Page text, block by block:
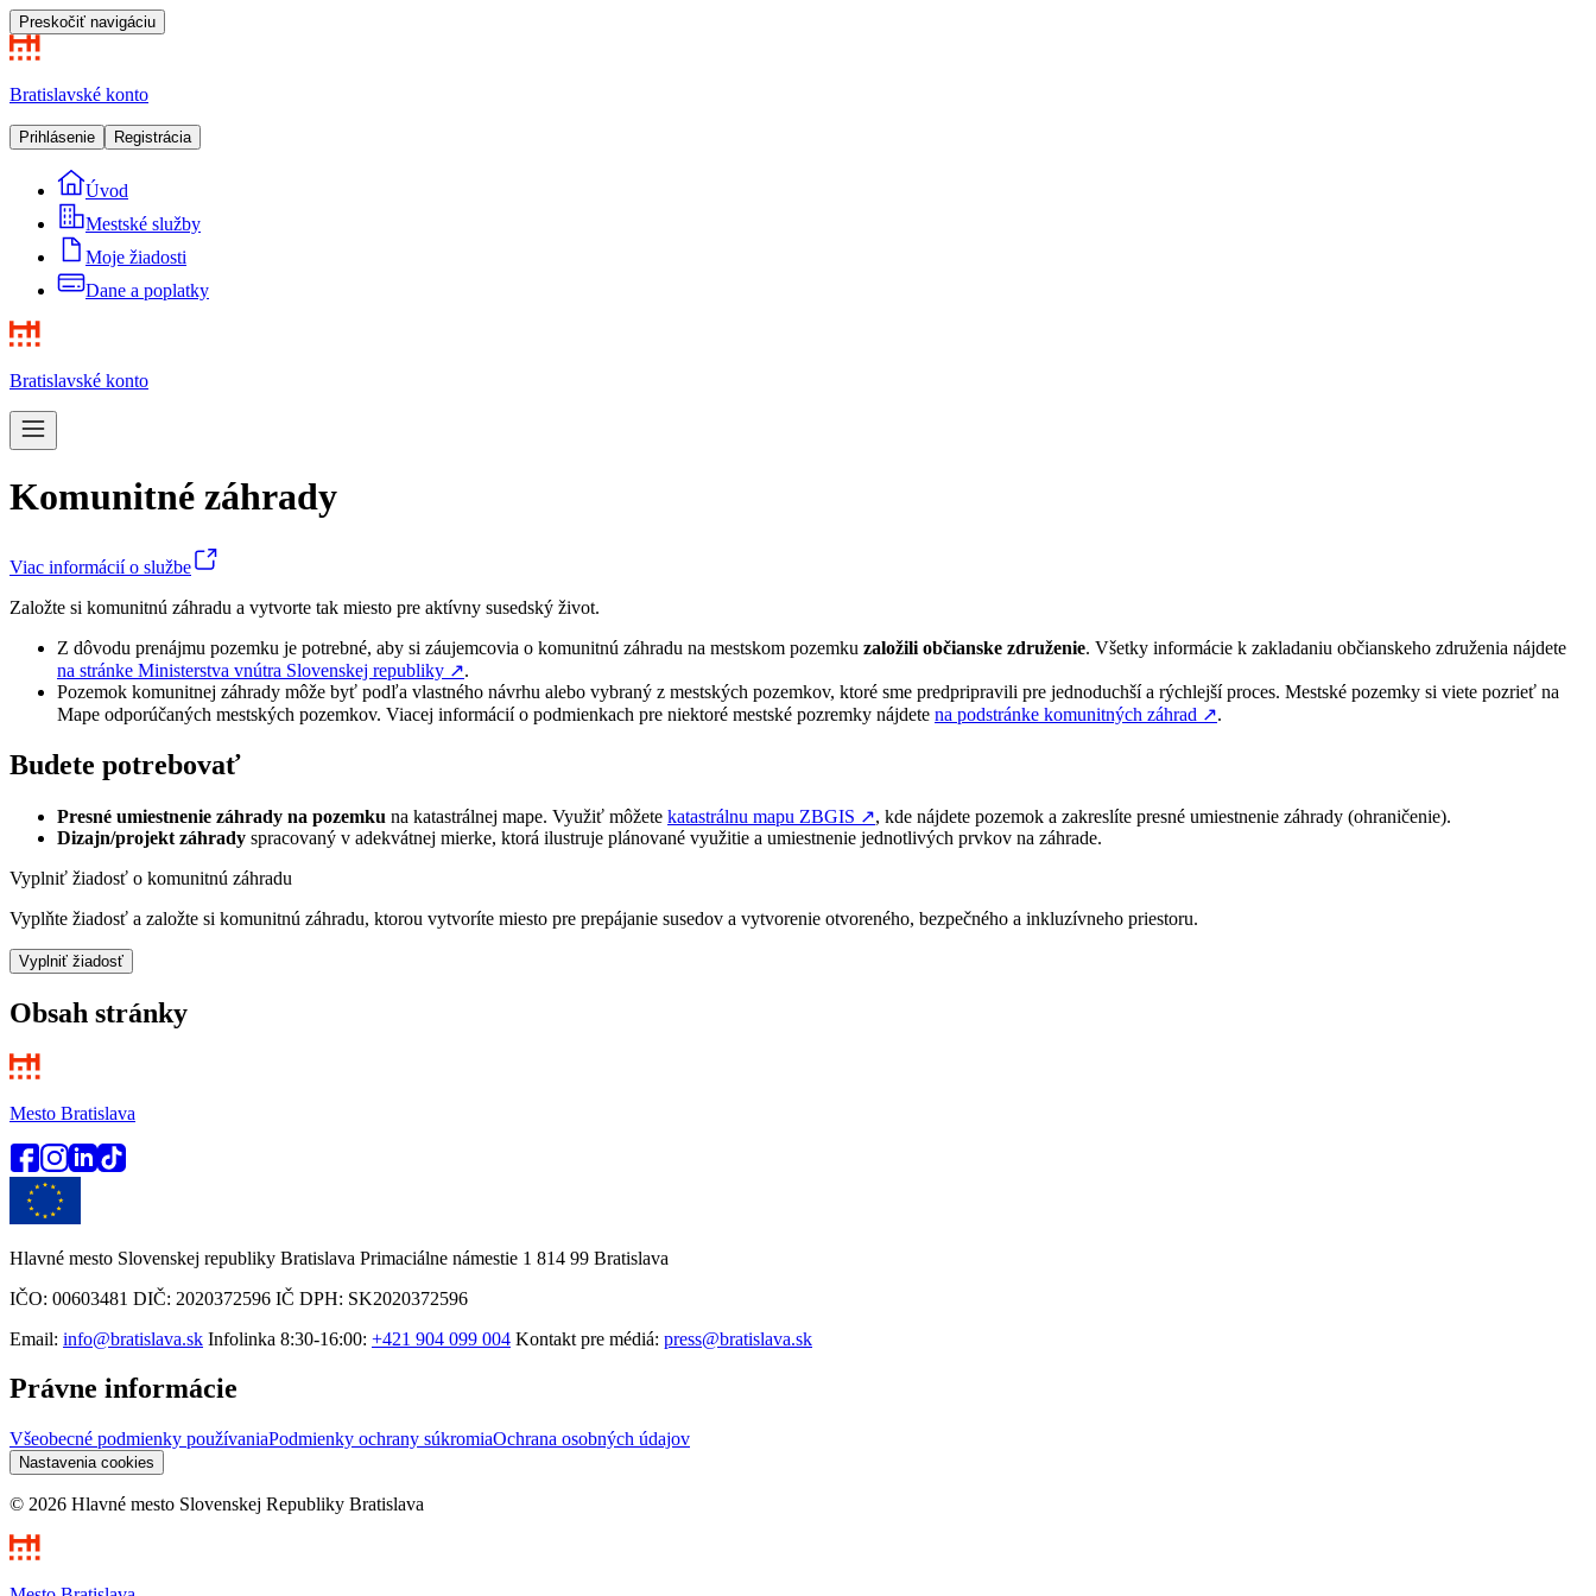
Preskočiť navigáciu
Bratislavské konto
Prihlásenie Registrácia
Úvod
Mestské služby
Moje žiadosti
Dane a poplatky
Bratislavské konto
Komunitné záhrady
Viac informácií o službe
Založte si komunitnú záhradu a vytvorte tak miesto pre aktívny susedský život.
Z dôvodu prenájmu pozemku je potrebné, aby si záujemcovia o komunitnú záhradu na mestskom pozemku založili občianske združenie. Všetky informácie k zakladaniu občianskeho združenia nájdete
na stránke Ministerstva vnútra Slovenskej republiky ↗︎.
Pozemok komunitnej záhrady môže byť podľa vlastného návrhu alebo vybraný z mestských pozemkov, ktoré sme predpripravili pre jednoduchší a rýchlejší proces. Mestské pozemky si viete pozrieť na
Mape odporúčaných mestských pozemkov. Viacej informácií o podmienkach pre niektoré mestské pozremky nájdete na podstránke komunitných záhrad ↗︎.
Budete potrebovať
Presné umiestnenie záhrady na pozemku na katastrálnej mape. Využiť môžete katastrálnu mapu ZBGIS ↗︎, kde nájdete pozemok a zakreslíte presné umiestnenie záhrady (ohraničenie).
Dizajn/projekt záhrady spracovaný v adekvátnej mierke, ktorá ilustruje plánované využitie a umiestnenie jednotlivých prvkov na záhrade.
Vyplniť žiadosť o komunitnú záhradu
Vyplňte žiadosť a založte si komunitnú záhradu, ktorou vytvoríte miesto pre prepájanie susedov a vytvorenie otvoreného, bezpečného a inkluzívneho priestoru.
Vyplniť žiadosť
Obsah stránky
Mesto Bratislava
Hlavné mesto Slovenskej republiky Bratislava Primaciálne námestie 1 814 99 Bratislava
IČO: 00603481 DIČ: 2020372596 IČ DPH: SK2020372596
Email: info@bratislava.sk Infolinka 8:30-16:00: +421 904 099 004 Kontakt pre médiá: press@bratislava.sk
Právne informácie
Všeobecné podmienky používaniaPodmienky ochrany súkromiaOchrana osobných údajov
Nastavenia cookies
© 2026 Hlavné mesto Slovenskej Republiky Bratislava